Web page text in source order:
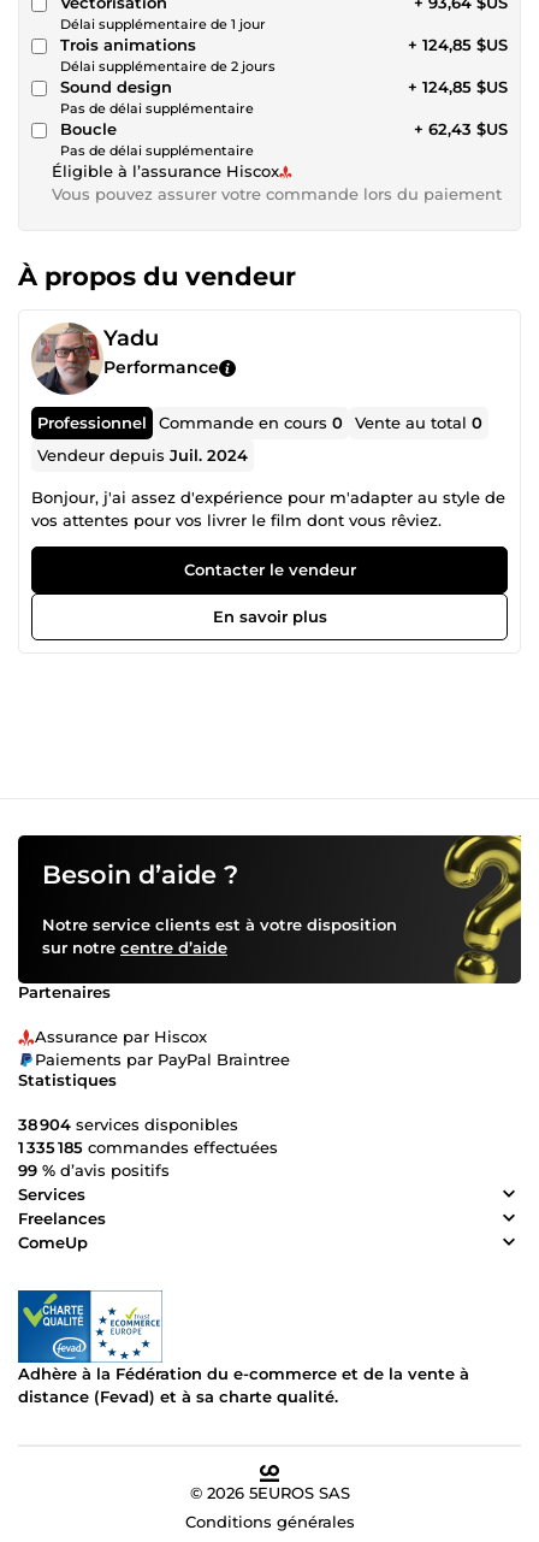
Délai supplémentaire de 1 jour
Trois animations
Délai supplémentaire de 2 jours
+ 124,85 $US
Sound design
Pas de délai supplémentaire
+ 124,85 $US
Boucle
Pas de délai supplémentaire
+ 62,43 $US
Éligible à l’assurance Hiscox
Vous pouvez assurer votre commande lors du paiement
À propos du vendeur
Yadu
Performance
Professionnel Commande en cours0 Vente au total0
Vendeur depuisJuil. 2024
Bonjour, j'ai assez d'expérience pour m'adapter au style de
vos attentes pour vos livrer le film dont vous rêviez.
Contacter le vendeur
En savoir plus
Besoin d’aide ?
Notre service clients est à votre disposition
sur notre centre d’aide
Partenaires
Assurance par Hiscox
Paiements par PayPal Braintree
Statistiques
38 904 services disponibles
1 335 185 commandes effectuées
99 % d’avis positifs
Services
Freelances
ComeUp
Adhère à la Fédération du e-commerce et de la vente à
distance (Fevad) et à sa charte qualité.
© 2026 5EUROS SAS
Conditions générales